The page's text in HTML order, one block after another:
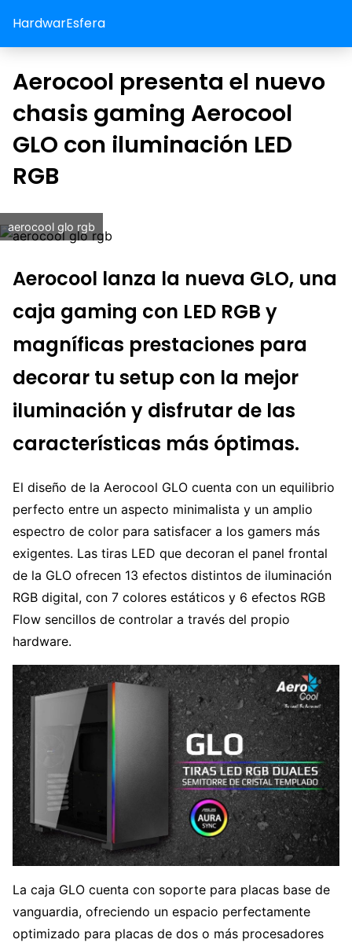
HardwarEsfera
Aerocool presenta el nuevo
chasis gaming Aerocool
GLO con iluminación LED
RGB
aerocool glo rgb
Aerocool lanza la nueva GLO, una
caja gaming con LED RGB y
magníficas prestaciones para
decorar tu setup con la mejor
iluminación y disfrutar de las
características más óptimas.
El diseño de la Aerocool GLO cuenta con un equilibrio
perfecto entre un aspecto minimalista y un amplio
espectro de color para satisfacer a los gamers más
exigentes. Las tiras LED que decoran el panel frontal
de la GLO ofrecen 13 efectos distintos de iluminación
RGB digital, con 7 colores estáticos y 6 efectos RGB
Flow sencillos de controlar a través del propio
hardware.
La caja GLO cuenta con soporte para placas base de
vanguardia, ofreciendo un espacio perfectamente
optimizado para placas de dos o más procesadores